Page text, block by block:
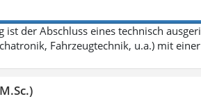
ist der Abschluss eines technisch
Fahrzeugtechnik, u.a.) mit